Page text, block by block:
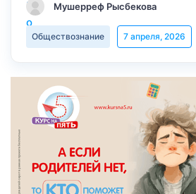
Мушерреф Рысбекова
Обществознание 7 апреля, 2026